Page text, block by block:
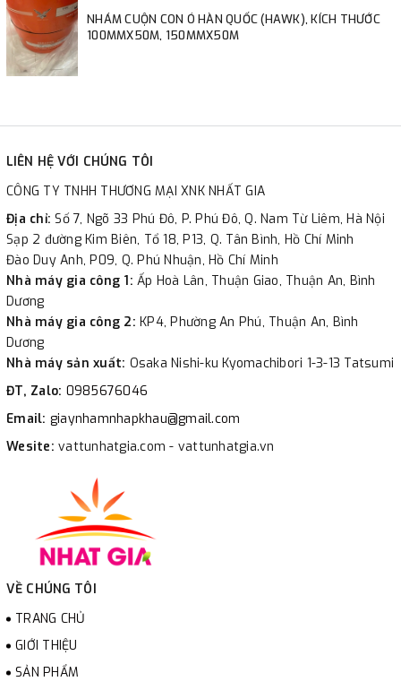
NHÁM CUỘN CON Ó HÀN QUỐC (HAWK), KÍCH THƯỚC
100MMX50M, 150MMX50M
LIÊN HỆ VỚI CHÚNG TÔI
CÔNG TY TNHH THƯƠNG MẠI XNK NHẤT GIA
Địa chỉ:Số 7, Ngõ 33 Phú Đô, P. Phú Đô, Q. Nam Từ Liêm, Hà Nội
Sạp 2 đường Kim Biên, Tổ 18, P13, Q. Tân Bình, Hồ Chí Minh
Đào Duy Anh, P09, Q. Phú Nhuận, Hồ Chí Minh
Nhà máy gia công 1: Ấp Hoà Lân, Thuận Giao, Thuận An, Bình
Dương
Nhà máy gia công 2: KP4, Phường An Phú, Thuận An, Bình
Dương
Nhà máy sản xuất: Osaka Nishi-ku Kyomachibori 1-3-13 Tatsumi
ĐT, Zalo: 0985676046
Email: giaynhamnhapkhau@gmail.com
Wesite: vattunhatgia.com - vattunhatgia.vn
VỀ CHÚNG TÔI
TRANG CHỦ
GIỚI THIỆU
SẢN PHẨM